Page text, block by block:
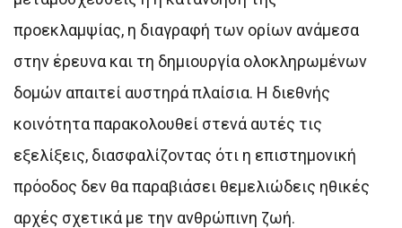
προεκλαμψίας, η διαγραφή των ορίων ανάμεσα
στην έρευνα και τη δημιουργία ολοκληρωμένων
δομών απαιτεί αυστηρά πλαίσια. Η διεθνής
κοινότητα παρακολουθεί στενά αυτές τις
εξελίξεις, διασφαλίζοντας ότι η επιστημονική
πρόοδος δεν θα παραβιάσει θεμελιώδεις ηθικές
αρχές σχετικά με την ανθρώπινη ζωή.